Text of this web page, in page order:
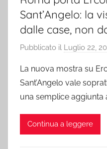
Sant’Angelo: la
dalle case, non
Pubblicato il Luglio 22,
La nuova mostra su
Sant’Angelo vale
una semplice aggiunta
Continua a leggere